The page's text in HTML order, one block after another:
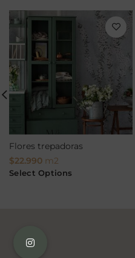
Flores trepadoras
$22.990 m2
Select Options